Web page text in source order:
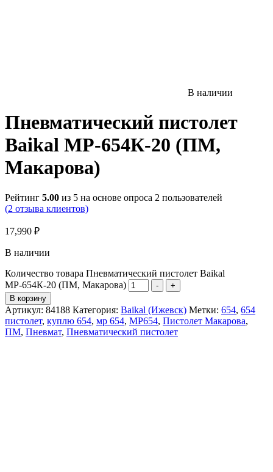
В наличии
Пневматический пистолет
Baikal МР-654К-20 (ПМ,
Макарова)
Рейтинг 5.00 из 5 на основе опроса 2 пользователей
(2 отзыва клиентов)
17,990 ₽
В наличии
Количество товара Пневматический пистолет Baikal
МР-654К-20 (ПМ, Макарова)
-
+
В корзину
Артикул: 84188 Категория: Baikal (Ижевск) Метки: 654, 654
пистолет, куплю 654, мр 654, МР654, Пистолет Макарова,
ПМ, Пневмат, Пневматический пистолет